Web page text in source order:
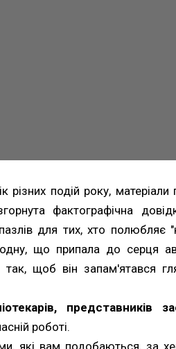
подій року, матеріали
фактографічна
для тих, хто полюбляє
що припала до серця
щоб він запам'ятався
представників
роботі.
які вам подобаються, за